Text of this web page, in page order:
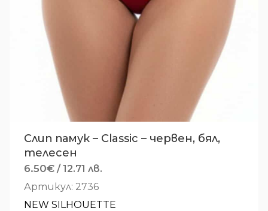
Слип памук – Classic – червен, бял,
телесен
6.50€ / 12.71 лв.
Артикул: 2736
NEW SILHOUETTE